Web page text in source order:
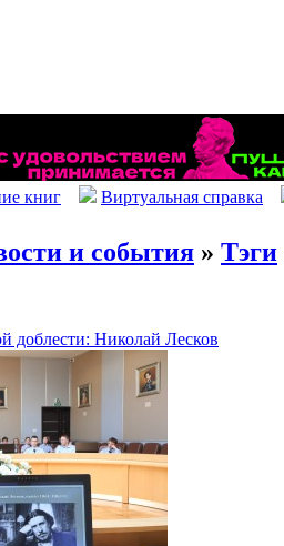
книг Виртуальная справка
и события » Тэги
доблести: Николай Лесков